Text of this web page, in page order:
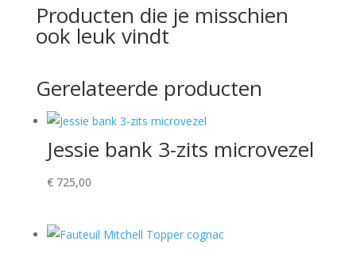
Producten die je misschien
ook leuk vindt
Gerelateerde producten
Jessie bank 3-zits microvezel
€725,00